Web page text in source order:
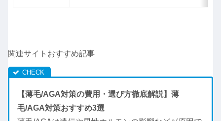
関連サイトおすすめ記事
【薄毛/AGA対策の費用・選び方徹底解説】薄
毛/AGA対策おすすめ3選